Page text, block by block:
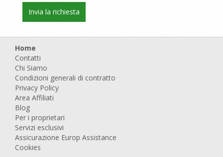
Home
Contatti
Chi Siamo
Condizioni generali di contratto
Privacy Policy
Area Affiliati
Blog
Per i proprietari
Servizi esclusivi
Assicurazione Europ Assistance
Cookies